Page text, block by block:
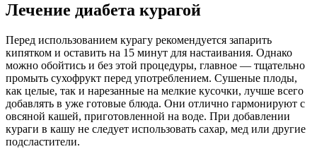
Лечение диабета курагой
Перед использованием курагу рекомендуется запарить
кипятком и оставить на 15 минут для настаивания. Однако
можно обойтись и без этой процедуры, главное — тщательно
промыть сухофрукт перед употреблением. Сушеные плоды,
как целые, так и нарезанные на мелкие кусочки, лучше всего
добавлять в уже готовые блюда. Они отлично гармонируют с
овсяной кашей, приготовленной на воде. При добавлении
кураги в кашу не следует использовать сахар, мед или другие
подсластители.